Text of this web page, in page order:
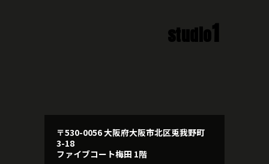
studio1
〒530-0056 大阪府大阪市北区兎我野町
3-18
ファイブコート梅田 1階